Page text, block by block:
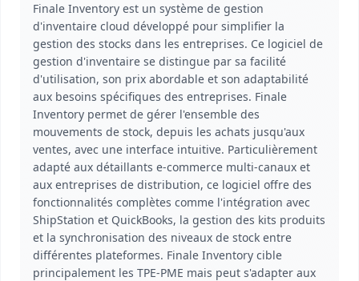
Finale Inventory est un système de gestion
d'inventaire cloud développé pour simplifier la
gestion des stocks dans les entreprises. Ce logiciel de
gestion d'inventaire se distingue par sa facilité
d'utilisation, son prix abordable et son adaptabilité
aux besoins spécifiques des entreprises. Finale
Inventory permet de gérer l'ensemble des
mouvements de stock, depuis les achats jusqu'aux
ventes, avec une interface intuitive. Particulièrement
adapté aux détaillants e-commerce multi-canaux et
aux entreprises de distribution, ce logiciel offre des
fonctionnalités complètes comme l'intégration avec
ShipStation et QuickBooks, la gestion des kits produits
et la synchronisation des niveaux de stock entre
différentes plateformes. Finale Inventory cible
principalement les TPE-PME mais peut s'adapter aux